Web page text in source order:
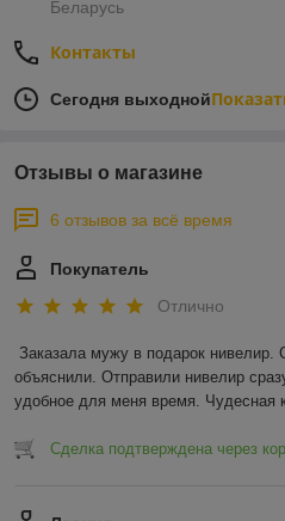
Беларусь
Контакты
Сегодня выходной
Отзывы о магазине
6 отзывов за всё время
Покупатель
Отлично
Заказала мужу в подарок нивелир.
объяснили. Отправили нивелир
удобное для меня время. Чудесная
Сделка подтверждена через